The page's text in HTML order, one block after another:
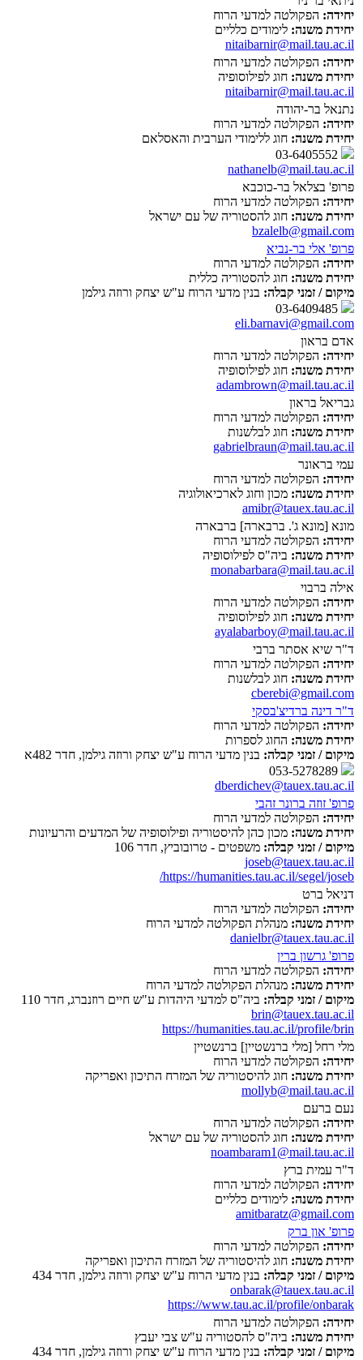
יחידה: הפקולטה למדעי הרוח
יחידת משנה: לימודים כלליים
nitaibarnir@mail.tau.ac.il
יחידה: הפקולטה למדעי הרוח
יחידת משנה: חוג לפילוסופיה
nitaibarnir@mail.tau.ac.il
נתנאל בר-יהודה
יחידה: הפקולטה למדעי הרוח
יחידת משנה: חוג ללימודי הערבית והאסלאם
nathanelb@mail.tau.ac.il
פרופ' בצלאל בר-כוכבא
יחידה: הפקולטה למדעי הרוח
יחידת משנה: חוג להסטוריה של עם ישראל
bzalelb@gmail.com
פרופ' אלי בר-נביא
יחידה: הפקולטה למדעי הרוח
יחידת משנה: חוג להסטוריה כללית
מיקום / זמני קבלה: בנין מדעי הרוח ע"ש יצחק ורוזה גילמן
eli.barnavi@gmail.com
אדם בראון
יחידה: הפקולטה למדעי הרוח
יחידת משנה: חוג לפילוסופיה
adambrown@mail.tau.ac.il
גבריאל בראון
יחידה: הפקולטה למדעי הרוח
יחידת משנה: חוג לבלשנות
gabrielbraun@mail.tau.ac.il
עמי בראונר
יחידה: הפקולטה למדעי הרוח
יחידת משנה: מכון וחוג לארכיאולוגיה
amibr@tauex.tau.ac.il
מונא [מונא ג'. ברבארה] ברבארה
יחידה: הפקולטה למדעי הרוח
יחידת משנה: ביה"ס לפילוסופיה
monabarbara@mail.tau.ac.il
אילה ברבוי
יחידה: הפקולטה למדעי הרוח
יחידת משנה: חוג לפילוסופיה
ayalabarboy@mail.tau.ac.il
ד"ר שיא אסתר ברבי
יחידה: הפקולטה למדעי הרוח
יחידת משנה: חוג לבלשנות
cberebi@gmail.com
ד"ר דינה ברדיצ'בסקי
יחידה: הפקולטה למדעי הרוח
יחידת משנה: החוג לספרות
מיקום / זמני קבלה: בנין מדעי הרוח ע"ש יצחק ורוזה גילמן, חדר 482א
dberdichev@tauex.tau.ac.il
פרופ' זוזה ברונר זהבי
יחידה: הפקולטה למדעי הרוח
יחידת משנה: מכון כהן להיסטוריה ופילוסופיה של המדעים והרעיונות
מיקום / זמני קבלה: משפטים - טרובוביץ, חדר 106
joseb@tauex.tau.ac.il
https://humanities.tau.ac.il/segel/joseb/
דניאל ברט
יחידה: הפקולטה למדעי הרוח
יחידת משנה: מנהלת הפקולטה למדעי הרוח
danielbr@tauex.tau.ac.il
פרופ' גרשון ברין
יחידה: הפקולטה למדעי הרוח
יחידת משנה: מנהלת הפקולטה למדעי הרוח
מיקום / זמני קבלה: ביה"ס למדעי היהדות ע"ש חיים רוזנברג, חדר 110
brin@tauex.tau.ac.il
https://humanities.tau.ac.il/profile/brin
מלי רחל [מלי ברנשטיין] ברנשטיין
יחידה: הפקולטה למדעי הרוח
יחידת משנה: חוג להיסטוריה של המזרח התיכון ואפריקה
mollyb@mail.tau.ac.il
נעם ברעם
יחידה: הפקולטה למדעי הרוח
יחידת משנה: חוג להסטוריה של עם ישראל
noambaram1@mail.tau.ac.il
ד"ר עמית ברץ
יחידה: הפקולטה למדעי הרוח
יחידת משנה: לימודים כלליים
amitbaratz@gmail.com
פרופ' און ברק
יחידה: הפקולטה למדעי הרוח
יחידת משנה: חוג להיסטוריה של המזרח התיכון ואפריקה
מיקום / זמני קבלה: בנין מדעי הרוח ע"ש יצחק ורוזה גילמן, חדר 434
onbarak@tauex.tau.ac.il
https://www.tau.ac.il/profile/onbarak
יחידה: הפקולטה למדעי הרוח
יחידת משנה: ביה"ס להסטוריה ע"ש צבי יעבץ
מיקום / זמני קבלה: בנין מדעי הרוח ע"ש יצחק ורוזה גילמן, חדר 434